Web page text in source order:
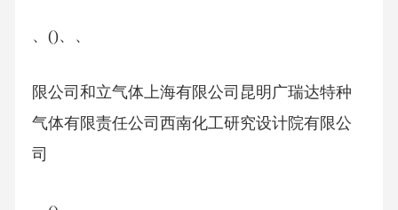
、()、、
限公司和立气体上海有限公司昆明广瑞达特种
气体有限责任公司西南化工研究设计院有限公
司